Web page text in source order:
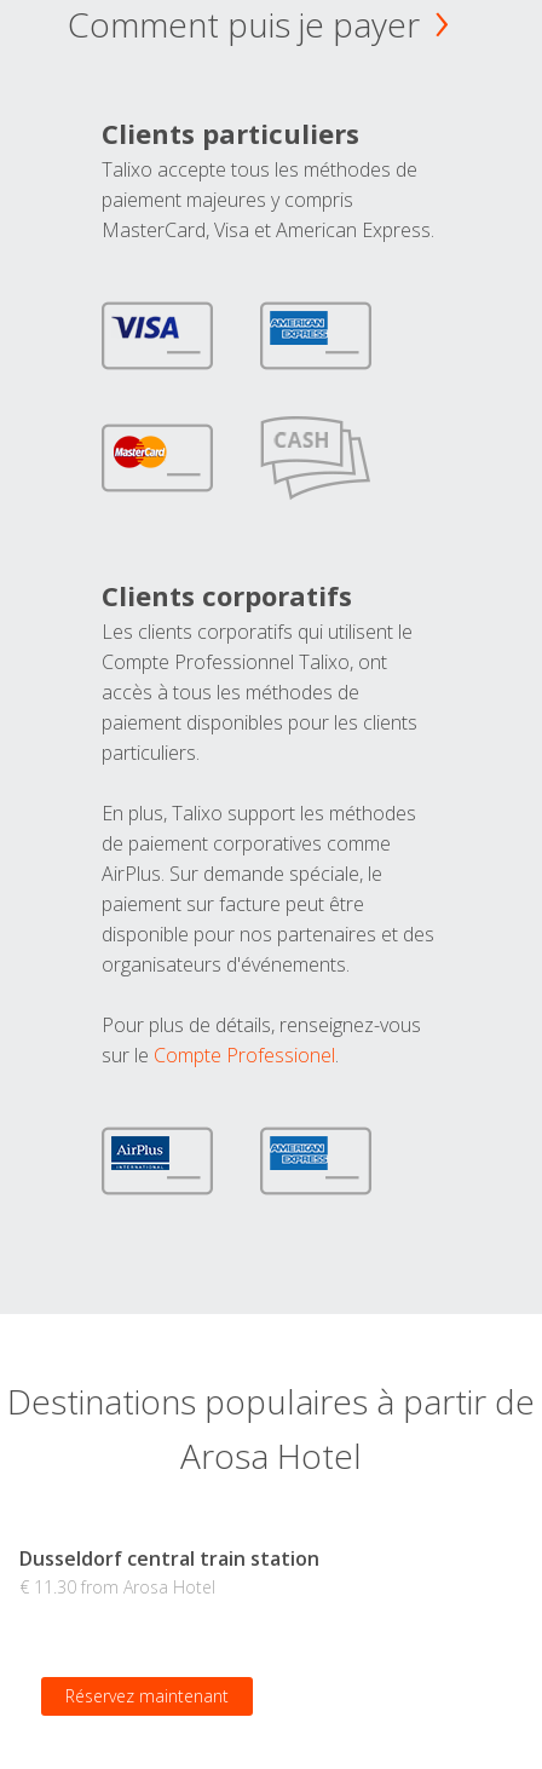
Comment puis je payer
Clients particuliers
Talixo accepte tous les méthodes de
paiement majeures y compris
MasterCard, Visa et American Express.
Clients corporatifs
Les clients corporatifs qui utilisent le
Compte Professionnel Talixo, ont
accès à tous les méthodes de
paiement disponibles pour les clients
particuliers.
En plus, Talixo support les méthodes
de paiement corporatives comme
AirPlus. Sur demande spéciale, le
paiement sur facture peut être
disponible pour nos partenaires et des
organisateurs d'événements.
Pour plus de détails, renseignez-vous
sur le Compte Professionel.
Destinations populaires à partir de
Arosa Hotel
Dusseldorf central train station
€ 11.30 from Arosa Hotel
Réservez maintenant